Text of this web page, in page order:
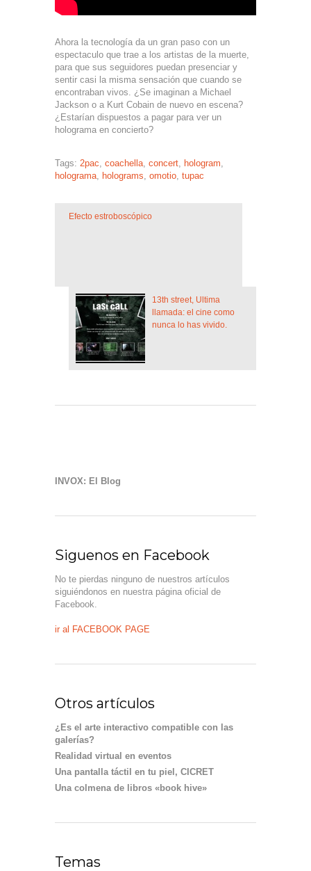
Ahora la tecnología da un gran paso con un
espectaculo que trae a los artistas de la muerte,
para que sus seguidores puedan presenciar y
sentir casi la misma sensación que cuando se
encontraban vivos. ¿Se imaginan a Michael
Jackson o a Kurt Cobain de nuevo en escena?
¿Estarían dispuestos a pagar para ver un
holograma en concierto?
Tags: 2pac, coachella, concert, hologram,
holograma, holograms, omotio, tupac
Efecto estroboscópico
13th street, Ultima
llamada: el cine como
nunca lo has vivido.
INVOX: El Blog
Siguenos en Facebook
No te pierdas ninguno de nuestros artículos
siguiéndonos en nuestra página oficial de
Facebook.
ir al FACEBOOK PAGE
Otros artículos
¿Es el arte interactivo compatible con las
galerías?
Realidad virtual en eventos
Una pantalla táctil en tu piel, CICRET
Una colmena de libros «book hive»
Temas